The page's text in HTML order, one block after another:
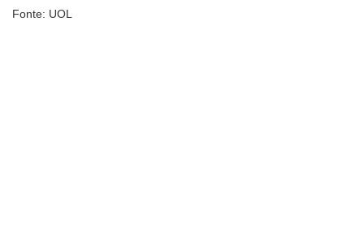
Fonte: UOL